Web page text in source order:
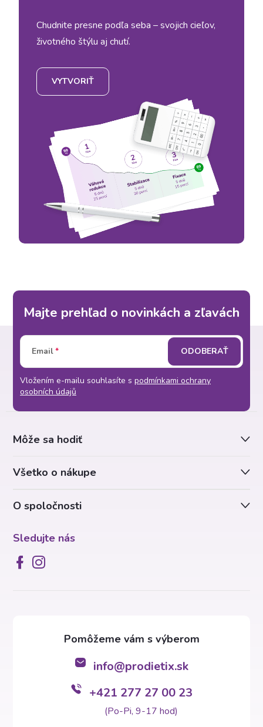
Chudnite presne podľa seba – svojich cieľov,
životného štýlu aj chutí.
VYTVORIŤ
Majte prehľad o novinkách a zľavách
Email
Vložením e-mailu souhlasíte s podmínkami ochrany
osobních údajů
ODOBERAŤ
O spoločnosti
Sledujte nás
Môže sa hodiť
Všetko o nákupe
info@prodietix.sk
+421 277 27 00 23
(Po-Pi, 9-17 hod)